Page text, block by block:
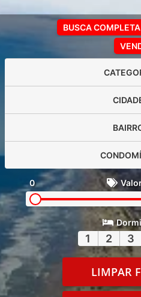
BUSCA COMPLETA
0
1 2 3
LIMPAR